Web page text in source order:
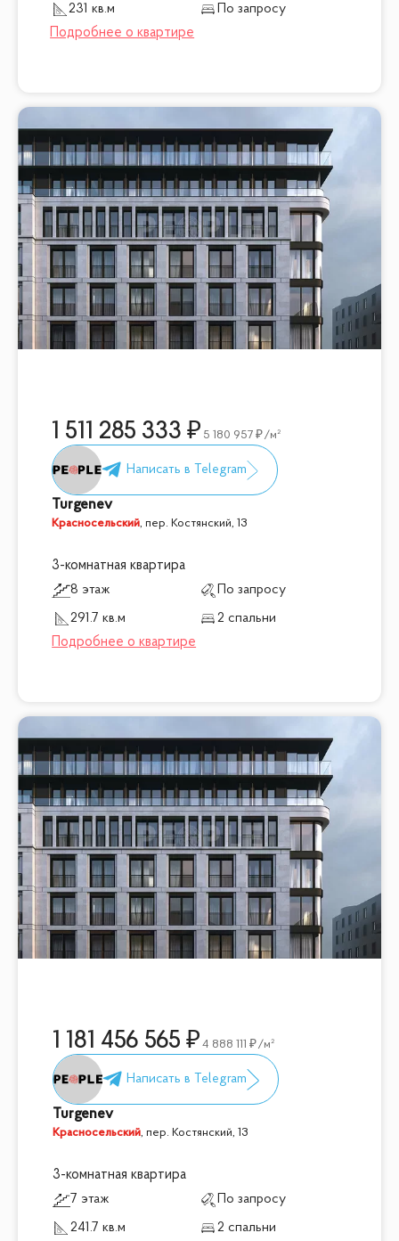
231 кв.м
По запросу
1 511 285 333 5 180 957 /м²
Turgenev
Красносельский,пер. Костянский, 13
3-комнатная квартира
8 этаж
По запросу
291.7 кв.м
2 спальни
1 181 456 565 4 888 111 /м²
Turgenev
Красносельский, пер. Костянский, 13
3-комнатная квартира
7 этаж
По запросу
241.7 кв.м
2 спальни